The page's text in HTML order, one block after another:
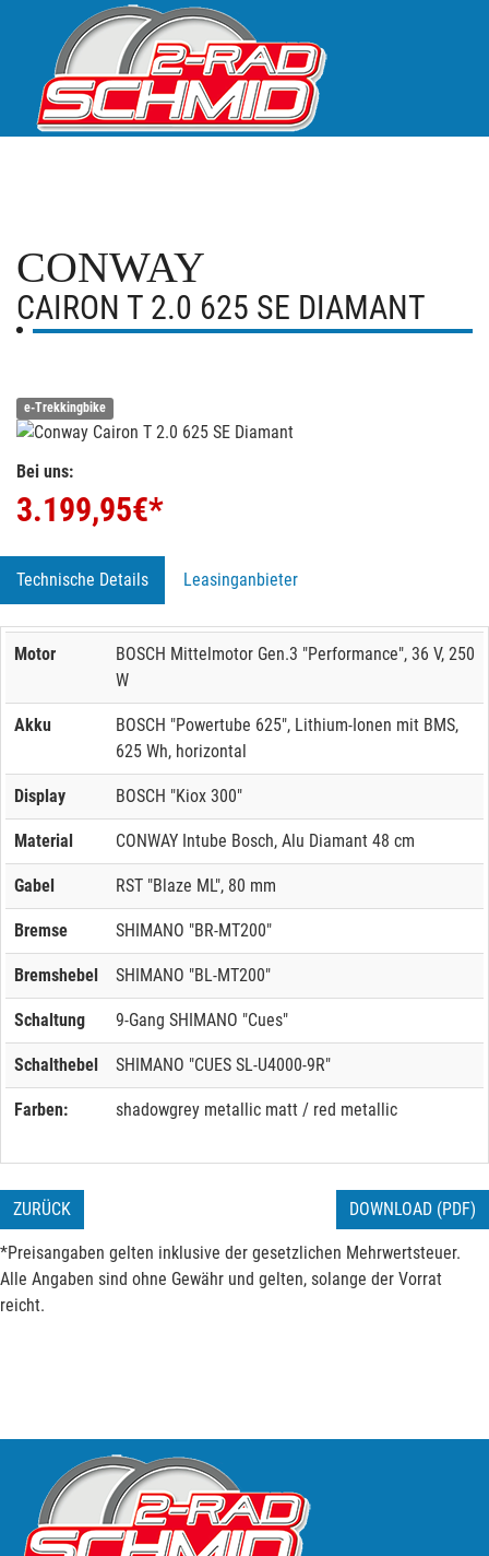
CONWAY
CAIRON T 2.0 625 SE DIAMANT
e-Trekkingbike
Bei uns:
3.199,95€*
Technische Details Leasinganbieter
Motor
BOSCH Mittelmotor Gen.3 "Performance", 36 V, 250
W
Akku
BOSCH "Powertube 625", Lithium-Ionen mit BMS,
625 Wh, horizontal
Display BOSCH "Kiox 300"
Material CONWAY Intube Bosch, Alu Diamant 48 cm
Gabel RST "Blaze ML", 80 mm
Bremse SHIMANO "BR-MT200"
Bremshebel SHIMANO "BL-MT200"
Schaltung 9-Gang SHIMANO "Cues"
Schalthebel SHIMANO "CUES SL-U4000-9R"
Farben: shadowgrey metallic matt / red metallic
ZURÜCK DOWNLOAD (PDF)
*Preisangaben gelten inklusive der gesetzlichen Mehrwertsteuer.
Alle Angaben sind ohne Gewähr und gelten, solange der Vorrat
reicht.